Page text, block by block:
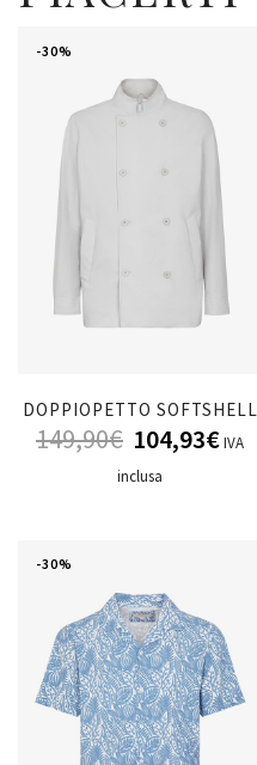
-30%
DOPPIOPETTO SOFTSHELL
149,90€ 104,93€IVA
inclusa
-30%